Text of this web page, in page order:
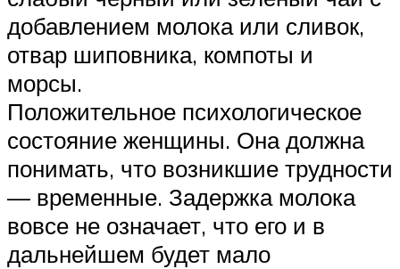
добавлением молока или сливок,
отвар шиповника, компоты и
морсы.
Положительное психологическое
состояние женщины. Она должна
понимать, что возникшие трудности
— временные. Задержка молока
вовсе не означает, что его и в
дальнейшем будет мало